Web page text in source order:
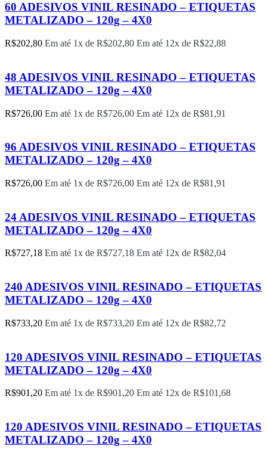
60 ADESIVOS VINIL RESINADO – ETIQUETAS
METALIZADO – 120g – 4X0
R$202,80 Em até 1x de R$202,80 Em até 12x de R$22,88
48 ADESIVOS VINIL RESINADO – ETIQUETAS
METALIZADO – 120g – 4X0
R$726,00 Em até 1x de R$726,00 Em até 12x de R$81,91
96 ADESIVOS VINIL RESINADO – ETIQUETAS
METALIZADO – 120g – 4X0
R$726,00 Em até 1x de R$726,00 Em até 12x de R$81,91
24 ADESIVOS VINIL RESINADO – ETIQUETAS
METALIZADO – 120g – 4X0
R$727,18 Em até 1x de R$727,18 Em até 12x de R$82,04
240 ADESIVOS VINIL RESINADO – ETIQUETAS
METALIZADO – 120g – 4X0
R$733,20 Em até 1x de R$733,20 Em até 12x de R$82,72
120 ADESIVOS VINIL RESINADO – ETIQUETAS
METALIZADO – 120g – 4X0
R$901,20 Em até 1x de R$901,20 Em até 12x de R$101,68
120 ADESIVOS VINIL RESINADO – ETIQUETAS
METALIZADO – 120g – 4X0